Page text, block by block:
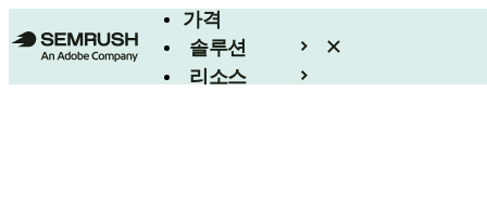
가격
솔루션
리소스